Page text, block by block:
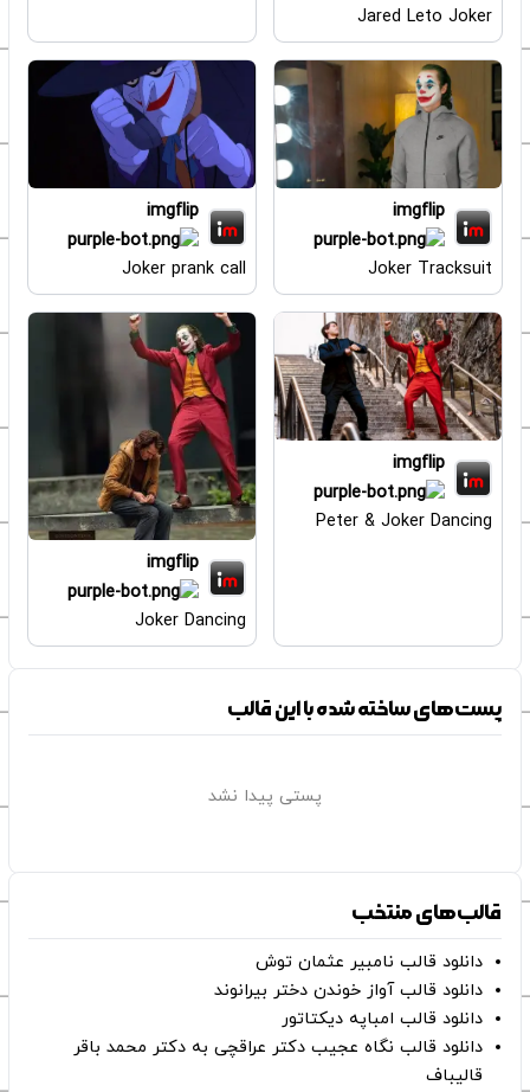
Jared Leto Joker
imgflip
Joker Tracksuit
imgflip
Joker prank call
imgflip
Peter & Joker Dancing
imgflip
Joker Dancing
پست‌های ساخته شده با این قالب
پستی پیدا نشد
قالب‌های منتخب
دانلود قالب نامبیر عثمان ‌توش
دانلود قالب آواز خوندن دختر بیرانوند
دانلود قالب امباپه دیکتاتور
دانلود قالب نگاه عجیب دکتر عراقچی به دکتر محمد باقر
قالیباف